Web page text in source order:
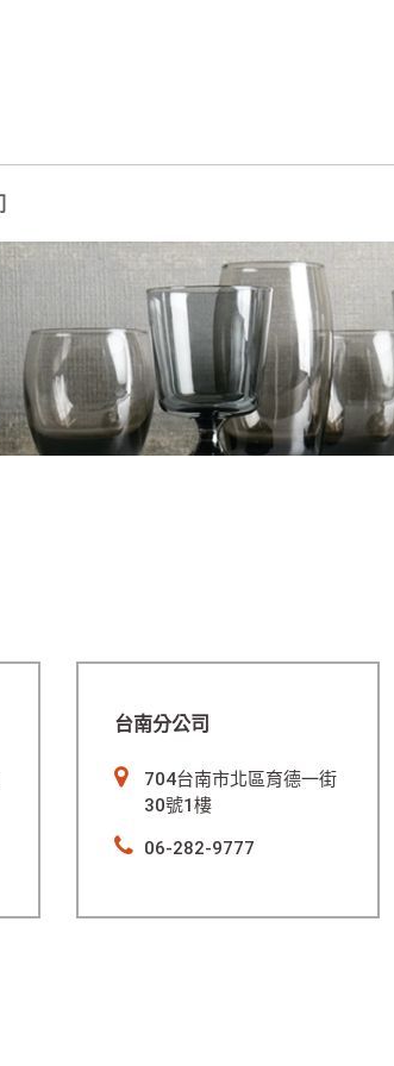
台南分公司
704台南市北區育德一街
30號1樓
06-282-9777